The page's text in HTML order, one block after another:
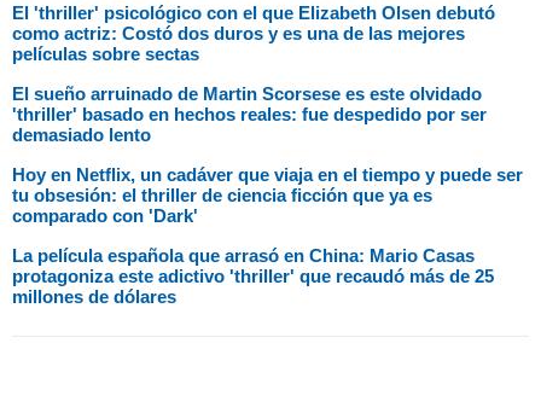
El 'thriller' psicológico con el que Elizabeth Olsen debutó
como actriz: Costó dos duros y es una de las mejores
películas sobre sectas
El sueño arruinado de Martin Scorsese es este olvidado
'thriller' basado en hechos reales: fue despedido por ser
demasiado lento
Hoy en Netflix, un cadáver que viaja en el tiempo y puede ser
tu obsesión: el thriller de ciencia ficción que ya es
comparado con 'Dark'
La película española que arrasó en China: Mario Casas
protagoniza este adictivo 'thriller' que recaudó más de 25
millones de dólares